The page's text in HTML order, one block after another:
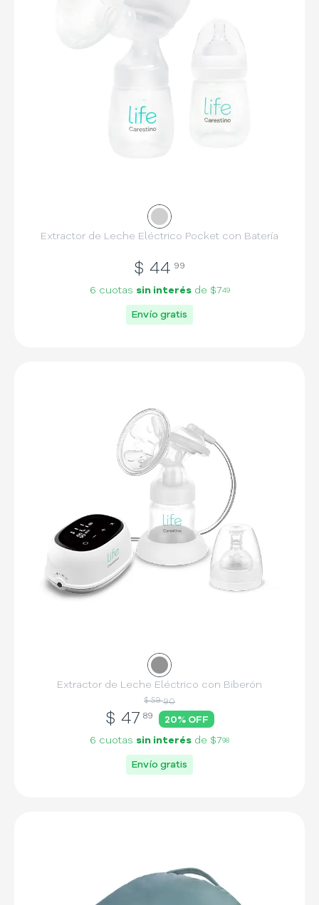
Extractor de Leche Eléctrico Pocket con Batería
$ 44 99
6 cuotas sin interésde $749
Envío gratis
Extractor de Leche Eléctrico con Biberón
$ 59 90
$ 47 89 20% OFF
6 cuotas sin interés de $798
Envío gratis